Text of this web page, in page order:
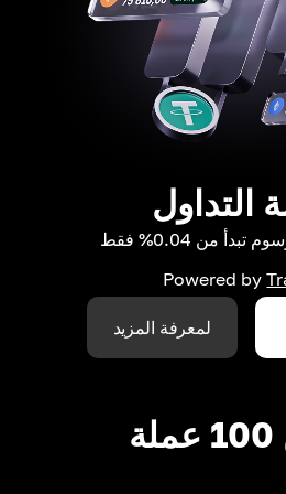
التداول
من 0.04% فقط
Powered by
لمعرفة المزيد
ندعم أكثر من 100 عملة